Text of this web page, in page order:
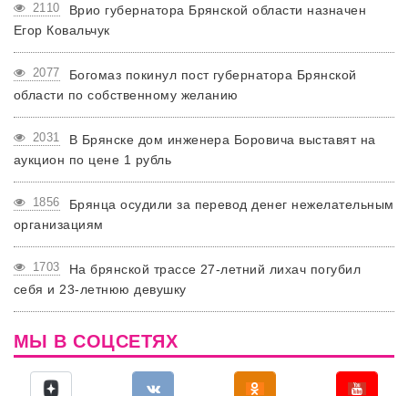
2110
Врио губернатора Брянской области назначен
Егор Ковальчук
2077
Богомаз покинул пост губернатора Брянской
области по собственному желанию
2031
В Брянске дом инженера Боровича выставят на
аукцион по цене 1 рубль
1856
Брянца осудили за перевод денег нежелательным
организациям
1703
На брянской трассе 27-летний лихач погубил
себя и 23-летнюю девушку
МЫ В СОЦСЕТЯХ